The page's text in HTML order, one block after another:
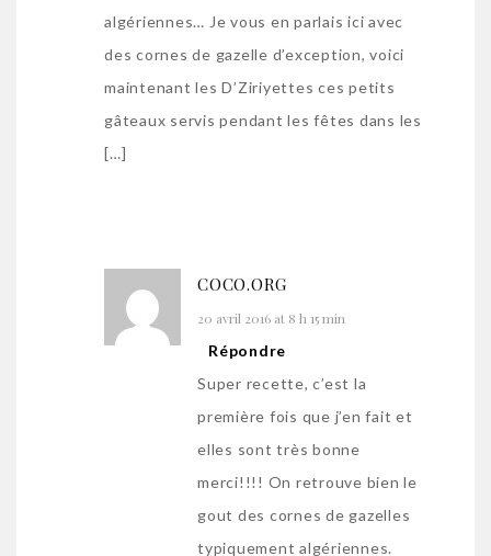
algériennes… Je vous en parlais ici avec
des cornes de gazelle d’exception, voici
maintenant les D’Ziriyettes ces petits
gâteaux servis pendant les fêtes dans les
[…]
COCO.ORG
20 avril 2016 at 8 h 15 min
Répondre
Super recette, c’est la
première fois que j’en fait et
elles sont très bonne
merci!!!! On retrouve bien le
gout des cornes de gazelles
typiquement algériennes.